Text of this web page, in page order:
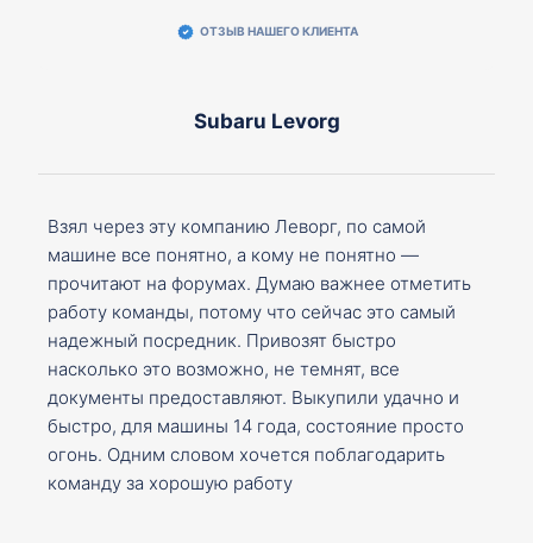
ОТЗЫВ НАШЕГО КЛИЕНТА
Subaru Levorg
Взял через эту компанию Леворг, по самой
машине все понятно, а кому не понятно —
прочитают на форумах. Думаю важнее отметить
работу команды, потому что сейчас это самый
надежный посредник. Привозят быстро
насколько это возможно, не темнят, все
документы предоставляют. Выкупили удачно и
быстро, для машины 14 года, состояние просто
огонь. Одним словом хочется поблагодарить
команду за хорошую работу